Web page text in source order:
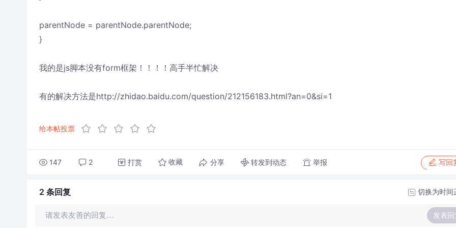
parentNode = parentNode.parentNode;
}
我的是js脚本没有form框架！！！！高手半忙解决
有的解决方法是http://zhidao.baidu.com/question/212156183.html?an=0&si=1
给本帖投票
147 2 打赏 收藏 分享 转发到动态 举报 写回
2 条回复 切换为时间
请发表友善的回复… 发表回